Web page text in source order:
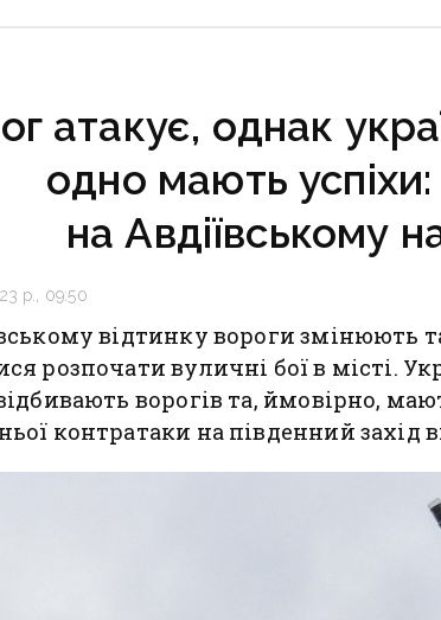
атакує, однак
одно мають успіхи:
на Авдіївському
р., 09:50
відтинку вороги змінюють
розпочати вуличні бої в місті.
ворогів та, ймовірно,
контратаки на південний захід